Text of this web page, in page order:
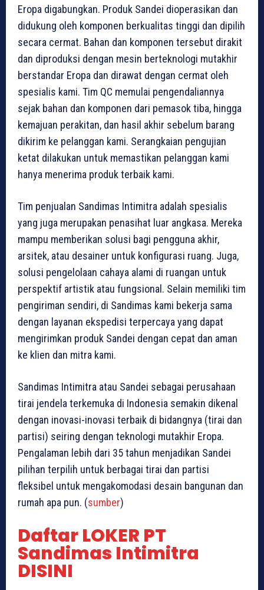
Eropa digabungkan. Produk Sandei dioperasikan dan
didukung oleh komponen berkualitas tinggi dan dipilih
secara cermat. Bahan dan komponen tersebut dirakit
dan diproduksi dengan mesin berteknologi mutakhir
berstandar Eropa dan dirawat dengan cermat oleh
spesialis kami. Tim QC memulai pengendaliannya
sejak bahan dan komponen dari pemasok tiba, hingga
kemajuan perakitan, dan hasil akhir sebelum barang
dikirim ke pelanggan kami. Serangkaian pengujian
ketat dilakukan untuk memastikan pelanggan kami
hanya menerima produk terbaik kami.
Tim penjualan Sandimas Intimitra adalah spesialis
yang juga merupakan penasihat luar angkasa. Mereka
mampu memberikan solusi bagi pengguna akhir,
arsitek, atau desainer untuk konfigurasi ruang. Juga,
solusi pengelolaan cahaya alami di ruangan untuk
perspektif artistik atau fungsional. Selain memiliki tim
pengiriman sendiri, di Sandimas kami bekerja sama
dengan layanan ekspedisi terpercaya yang dapat
mengirimkan produk Sandei dengan cepat dan aman
ke klien dan mitra kami.
Sandimas Intimitra atau Sandei sebagai perusahaan
tirai jendela terkemuka di Indonesia semakin dikenal
dengan inovasi-inovasi terbaik di bidangnya (tirai dan
partisi) seiring dengan teknologi mutakhir Eropa.
Pengalaman lebih dari 35 tahun menjadikan Sandei
pilihan terpilih untuk berbagai tirai dan partisi
fleksibel untuk mengakomodasi desain bangunan dan
rumah apa pun. (sumber)
Daftar LOKER PT
Sandimas Intimitra
DISINI